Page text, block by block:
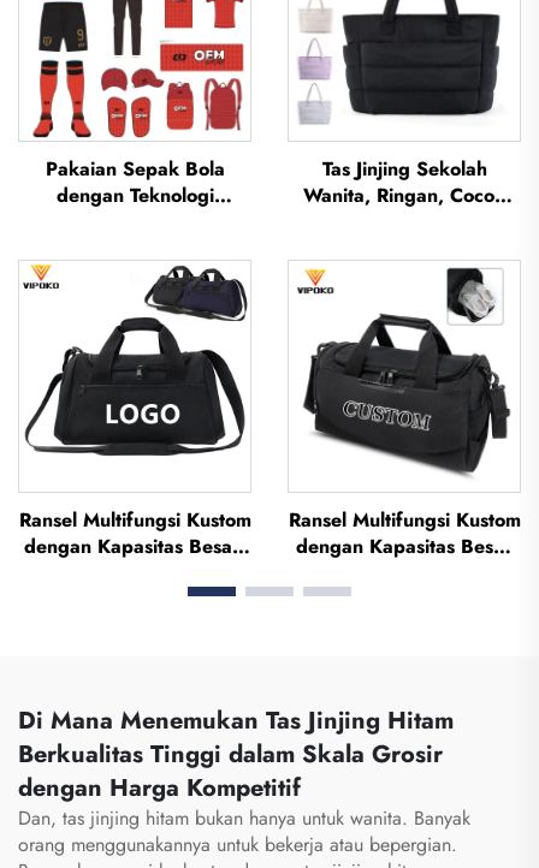
Pakaian Sepak Bola
dengan Teknologi
Pria, Pakaian Olahraga
Sepak Bola Kustom,
Seragam Tim Sepak Bola
Tas Jinjing Sekolah
Wanita, Ringan, Cocok
Perjalanan; Tas Jinjing
Lembut untuk Kantor dan
Wanita Profesional; Tas
Jinjing Poliester Tahan Air
Ransel Multifungsi Kustom
dengan Kapasitas Besar,
untuk Pria dan Wanita,
Ransel Multifungsi Kustom
dengan Kapasitas Besar
dan Perjalanan — Tas
Sepatu, Cocok untuk
Aktivitas Luar Ruangan
Di Mana Menemukan Tas Jinjing Hitam
Berkualitas Tinggi dalam Skala Grosir
dengan Harga Kompetitif
Dan, tas jinjing hitam bukan hanya untuk wanita. Banyak
orang menggunakannya untuk bekerja atau bepergian.